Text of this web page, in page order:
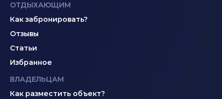
ОТДЫХАЮЩИМ
Как забронировать?
Отзывы
Статьи
Избранное
ВЛАДЕЛЬЦАМ
Как разместить объект?